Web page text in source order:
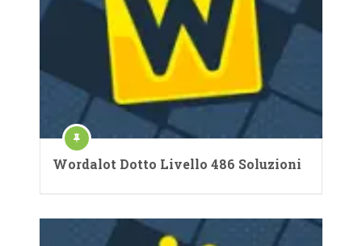
Wordalot Dotto Livello 486 Soluzioni